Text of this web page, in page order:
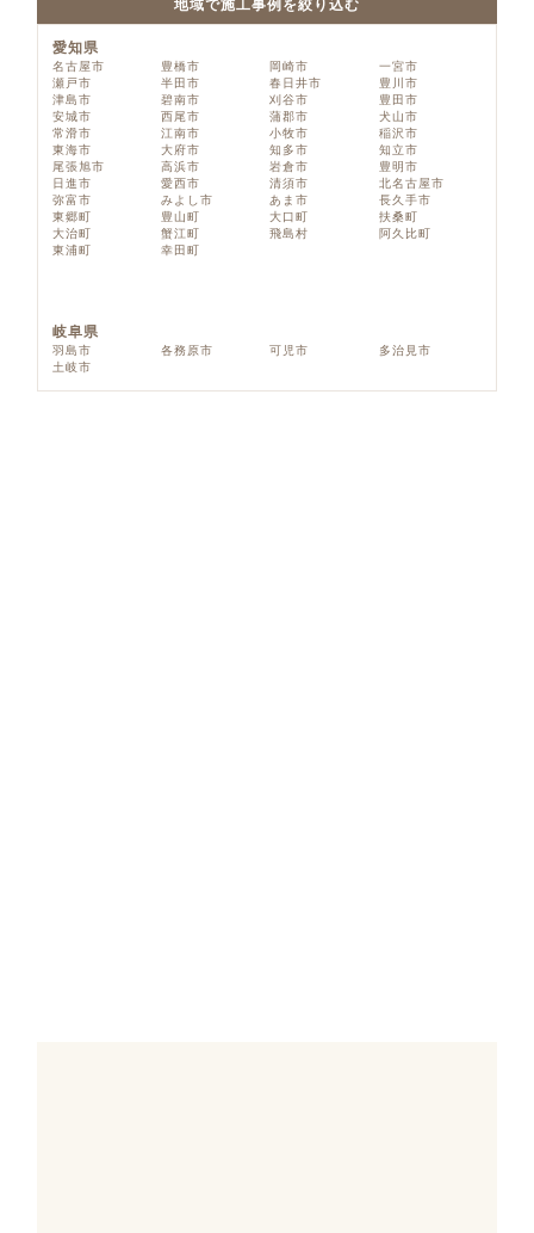
地域で施工事例を絞り込む
愛知県
名古屋市 豊橋市 岡崎市
一宮市
瀬戸市
半田市 春日井市
豊川市
津島市
碧南市 刈谷市
豊田市
安城市
西尾市 蒲郡市
犬山市
常滑市
江南市 小牧市
稲沢市
東海市
大府市 知多市
知立市
尾張旭市
高浜市 岩倉市
豊明市
日進市
愛西市 清須市
北名古屋市
弥富市
みよし市 あま市
長久手市
東郷町
豊山町 大口町
扶桑町
大治町
蟹江町 飛島村
阿久比町
東浦町
幸田町
岐阜県
羽島市 各務原市 可児市
多治見市
土岐市